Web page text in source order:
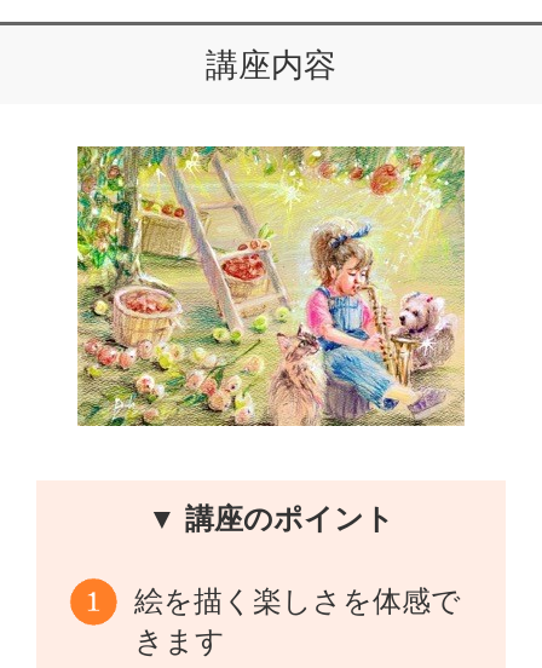
講座内容
▼ 講座のポイント
絵を描く楽しさを体感で
きます